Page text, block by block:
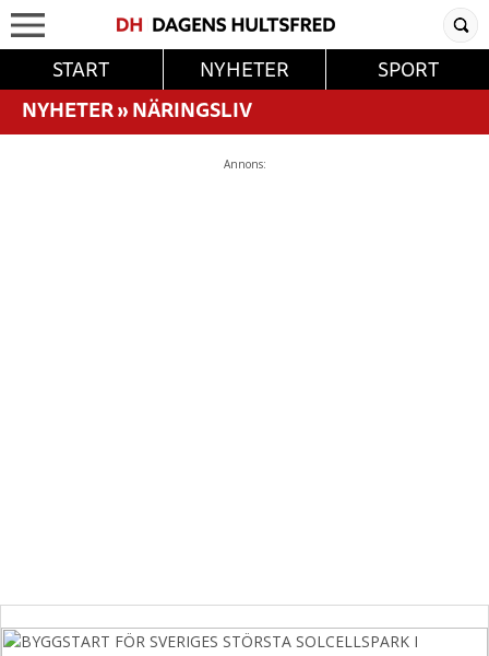
START NYHETER
SPORT
NYHETER»NÄRINGSLIV
Annons: